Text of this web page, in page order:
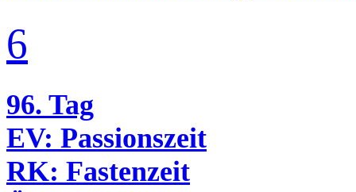
6
96. Tag
EV: Passionszeit
RK: Fastenzeit